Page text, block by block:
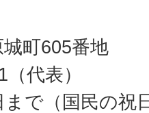
町605番地
代表）
まで（国民の祝